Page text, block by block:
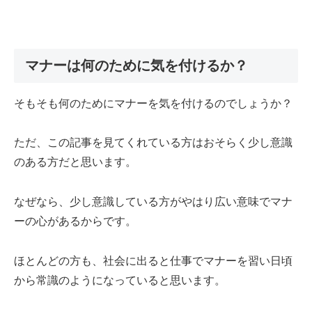
マナーは何のために気を付けるか？
そもそも何のためにマナーを気を付けるのでしょうか？
ただ、この記事を見てくれている方はおそらく少し意識
のある方だと思います。
なぜなら、少し意識している方がやはり広い意味でマナ
ーの心があるからです。
ほとんどの方も、社会に出ると仕事でマナーを習い日頃
から常識のようになっていると思います。